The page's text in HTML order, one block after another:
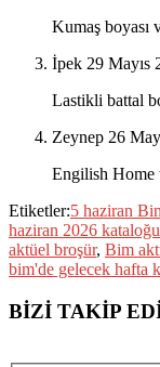
Kumaş boyası
İpek 29 Mayıs
Lastikli battal
Zeynep 26
Engilish Home
Etiketler:5 haziran
haziran 2026 kataloğu
aktüel broşür, Bim
bim'de gelecek hafta
BİZİ TAKİP